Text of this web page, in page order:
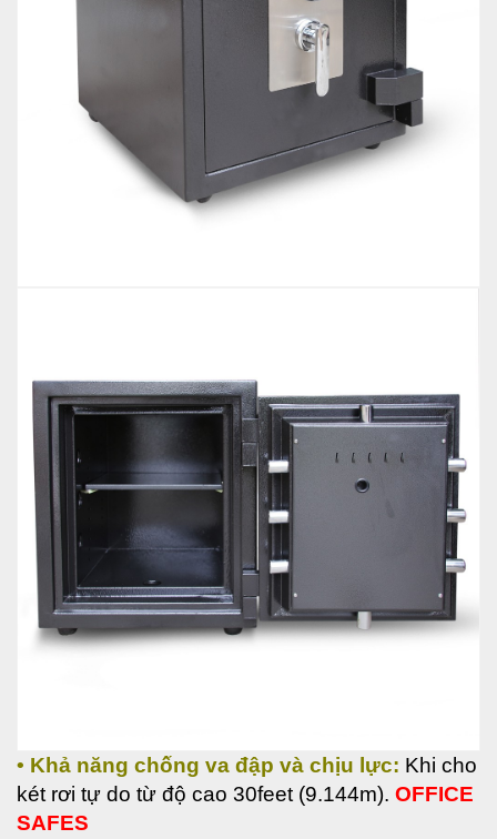
• Khả năng chống va đập và chịu lực: Khi cho
két rơi tự do từ độ cao 30feet (9.144m). OFFICE
SAFES